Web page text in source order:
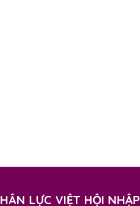
LỰC VIỆT HỘI NHẬP